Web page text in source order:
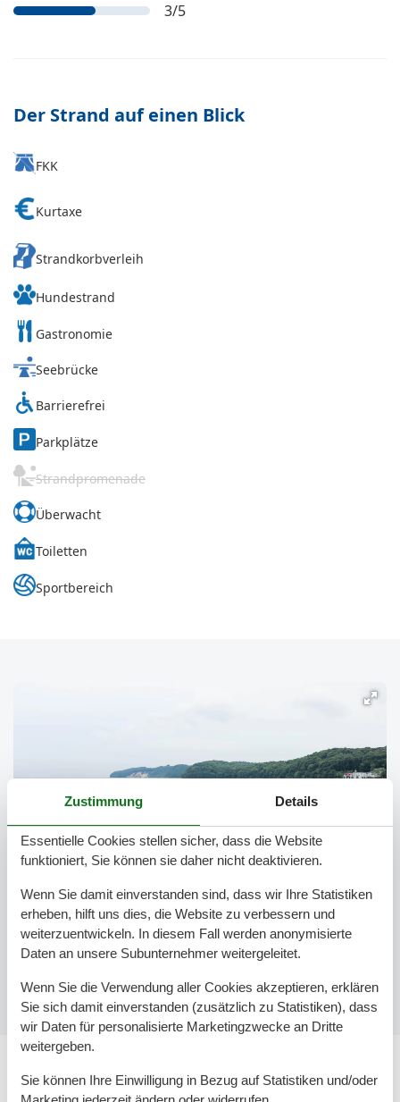
3/5
Der Strand auf einen Blick
FKK
Kurtaxe
Strandkorbverleih
Hundestrand
Gastronomie
Seebrücke
Barrierefrei
Parkplätze
Strandpromenade
Überwacht
Toiletten
Sportbereich
Das ist der Strand Binz
Zustimmung Details
Essentielle Cookies stellen sicher, dass die Website
funktioniert, Sie können sie daher nicht deaktivieren.
Wenn Sie damit einverstanden sind, dass wir Ihre Statistiken
erheben, hilft uns dies, die Website zu verbessern und
weiterzuentwickeln. In diesem Fall werden anonymisierte
Daten an unsere Subunternehmer weitergeleitet.
Wenn Sie die Verwendung aller Cookies akzeptieren, erklären
Sie sich damit einverstanden (zusätzlich zu Statistiken), dass
wir Daten für personalisierte Marketingzwecke an Dritte
weitergeben.
Sie können Ihre Einwilligung in Bezug auf Statistiken und/oder